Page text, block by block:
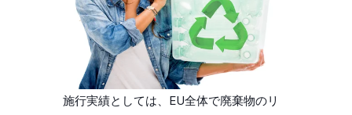
施行実績としては、EU全体で廃棄物のリ